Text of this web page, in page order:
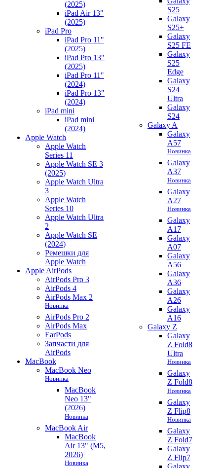
(2025)
iPad Air 13"
(2025)
iPad Pro
iPad Pro 11"
(2025)
iPad Pro 13"
(2025)
iPad Pro 11"
(2024)
iPad Pro 13"
(2024)
iPad mini
iPad mini
(2024)
Apple Watch
Apple Watch
Series 11
Apple Watch SE 3
(2025)
Apple Watch Ultra
3
Apple Watch
Series 10
Apple Watch Ultra
2
Apple Watch SE
(2024)
Ремешки для
Apple Watch
Apple AirPods
AirPods Pro 3
AirPods 4
AirPods Max 2
Новинка
AirPods Pro 2
AirPods Max
EarPods
Запчасти для
AirPods
MacBook
MacBook Neo
Новинка
MacBook
Neo 13"
(2026)
Новинка
MacBook Air
MacBook
Air 13" (M5,
2026)
Новинка
S25
Galaxy
S25+
Galaxy
S25 FE
Galaxy
S25
Edge
Galaxy
S24
Ultra
Galaxy
S24
Galaxy A
Galaxy
A57
Новинка
Galaxy
A37
Новинка
Galaxy
A27
Новинка
Galaxy
A17
Galaxy
A07
Galaxy
A56
Galaxy
A36
Galaxy
A26
Galaxy
A16
Galaxy Z
Galaxy
Z Fold8
Ultra
Новинка
Galaxy
Z Fold8
Новинка
Galaxy
Z Flip8
Новинка
Galaxy
Z Fold7
Galaxy
Z Flip7
Galaxy